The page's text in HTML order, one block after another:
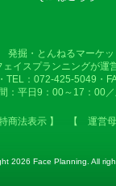
発掘・とんねるマーケ
ェイスプランニングが運
TEL：072-425-5049・
間：平日9：00～17：00
特商法表示 】 【 運営
2026 Face Planning. All